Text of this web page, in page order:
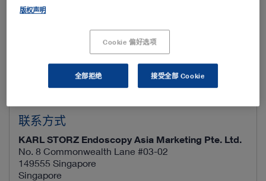
培训中心为您提供全面的设备器械和多样化的固定培训项
目。
未找到搜索结果。
联系方式
KARL STORZ Endoscopy Asia Marketing Pte. Ltd.
No. 8 Commonwealth Lane #03-02
149555 Singapore
Singapore
版权声明
Cookie 偏好选项
全部拒绝 接受全部 Cookie